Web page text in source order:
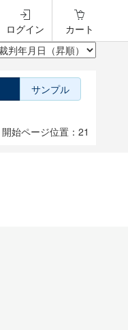
ログイン カート
サンプル
開始ページ位置：21